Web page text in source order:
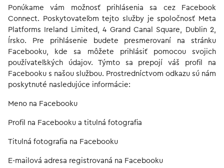
Ponúkame vám možnosť prihlásenia sa cez Facebook
Connect. Poskytovateľom tejto služby je spoločnosť Meta
Platforms Ireland Limited, 4 Grand Canal Square, Dublin 2,
Írsko. Pre prihlásenie budete presmerovaní na stránku
Facebooku, kde sa môžete prihlásiť pomocou svojich
používateľských údajov. Týmto sa prepojí váš profil na
Facebooku s našou službou. Prostredníctvom odkazu sú nám
poskytnuté nasledujúce informácie:
Meno na Facebooku
Profil na Facebooku a titulná fotografia
Titulná fotografia na Facebooku
E-mailová adresa registrovaná na Facebooku